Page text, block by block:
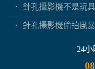
針孔攝影機不是玩
針孔攝影機偷拍風
24